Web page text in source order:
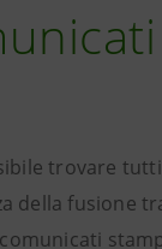
trovare
della fusione